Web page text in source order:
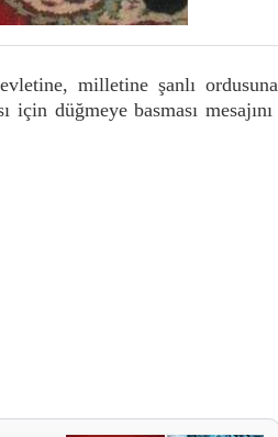
milletine şanlı ordusuna
düğmeye basması mesajını